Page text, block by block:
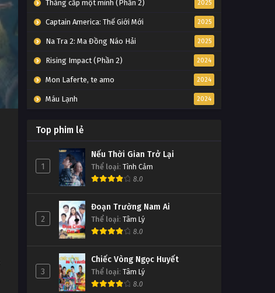
Thăng cấp một mình (Phần 2) 2025
Captain America: Thế Giới Mới 2025
Na Tra 2: Ma Đồng Náo Hải 2025
Rising Impact (Phần 2) 2024
Mon Laferte, te amo 2024
Máu Lạnh 2024
Top phim lẻ
1
Nếu Thời Gian Trở Lại
Thể loại: Tình Cảm
8.0
2
Đoạn Trường Nam Ai
Thể loại: Tâm Lý
8.0
3
Chiếc Vòng Ngọc Huyết
Thể loại: Tâm Lý
8.0